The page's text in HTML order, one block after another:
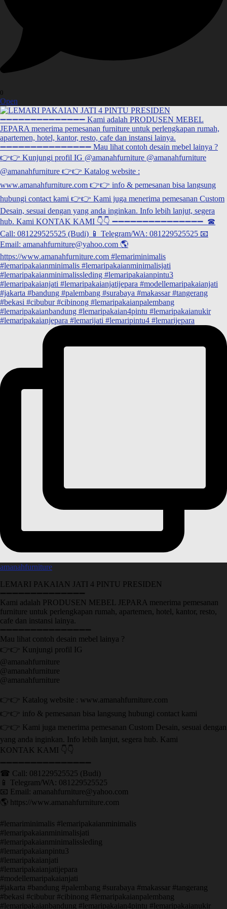
0
Open
amanahfurniture
LEMARI PAKAIAN JATI 4 PINTU PRESIDEN
➖➖➖➖➖➖➖➖➖➖➖➖➖➖
Kami adalah PRODUSEN MEBEL JEPARA menerima pemesanan
furniture untuk perlengkapan rumah, apartemen, hotel, kantor, resto,
cafe dan instansi lainya.
➖➖➖➖➖➖➖➖➖➖➖➖➖➖➖
Mau lihat contoh desain mebel lainya ?
👉👉 Kunjungi profil IG
@amanahfurniture
@amanahfurniture
@amanahfurniture
👉👉 Katalog website : www.amanahfurniture.com
👉👉 info & pemesanan bisa langsung hubungi contact kami
👉👉 Kami juga menerima pemesanan Custom Desain, sesuai dengan
yang anda inginkan. Info lebih lanjut, segera hub. Kami
KONTAK KAMI 👇👇
➖➖➖➖➖➖➖➖➖➖➖➖➖➖➖ ㅤ
☎ Call: 081229525525 (Budi)
📱 Telegram/WA: 081229525525
📧 Email: amanahfurniture@yahoo.com
🌎 https://www.amanahfurniture.com
#lemariminimalis #lemaripakaianminimalis
#lemaripakaianminimalisjati
#lemaripakaianminimalissleding
#lemaripakaianpintu3
#lemaripakaianjati
#lemaripakaianjatijepara
#modellemaripakaianjati
#jakarta #bandung #palembang #surabaya #makassar #tangerang
#bekasi #cibubur #cibinong #lemaripakaianpalembang
#lemaripakaianbandung #lemaripakaian4pintu #lemaripakaianukir